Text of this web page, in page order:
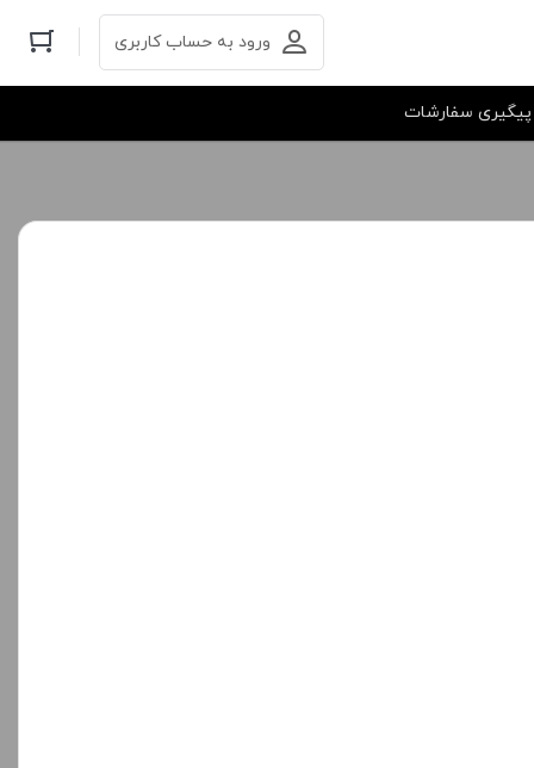
ورود به حساب کاربری
پیگیری سفارشات